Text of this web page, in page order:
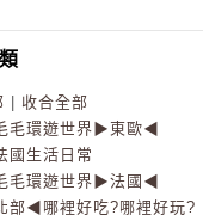
收合全部
毛環遊世界▶東歐◀
國生活日常
毛環遊世界▶法國◀
部◀哪裡好吃?哪裡好玩?